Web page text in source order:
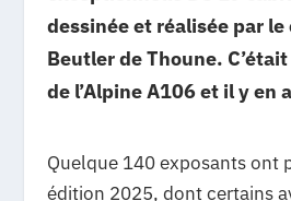
dessinée et réalisée par le
Beutler de Thoune.
de l’Alpine A106 et il y en
Quelque 140 exposants ont
édition 2025, dont certains